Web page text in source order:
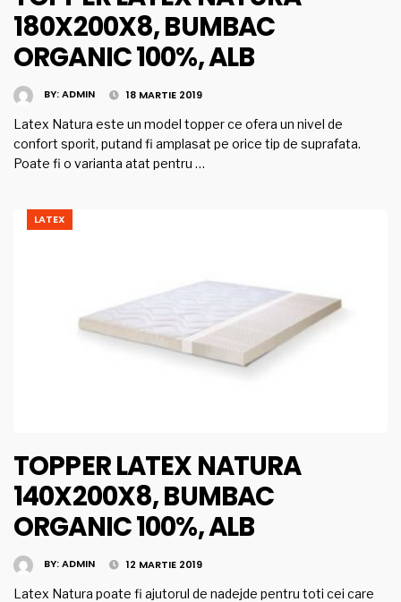
180X200X8, BUMBAC
ORGANIC 100%, ALB
BY:ADMIN 18 MARTIE 2019
Latex Natura este un model topper ce ofera un nivel de
confort sporit, putand fi amplasat pe orice tip de suprafata.
Poate fi o varianta atat pentru …
LATEX
TOPPER LATEX NATURA
140X200X8, BUMBAC
ORGANIC 100%, ALB
BY:ADMIN 12 MARTIE 2019
Latex Natura poate fi ajutorul de nadejde pentru toti cei care